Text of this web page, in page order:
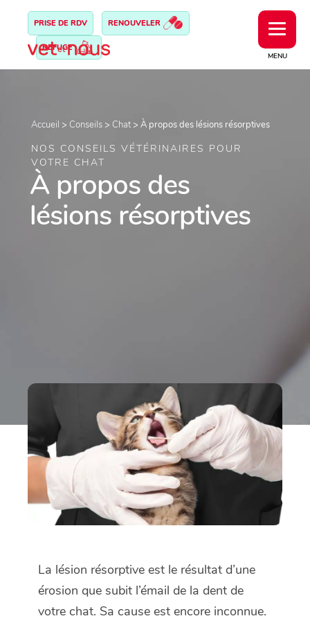
MENU
PRISE DE RDV RENOUVELER
REFUGE
Accueil > Conseils > Chat > À propos des lésions résorptives
NOS CONSEILS VÉTÉRINAIRES POUR
VOTRE CHAT
À propos des
lésions résorptives
La lésion résorptive est le résultat d’une
érosion que subit l’émail de la dent de
votre chat. Sa cause est encore inconnue.